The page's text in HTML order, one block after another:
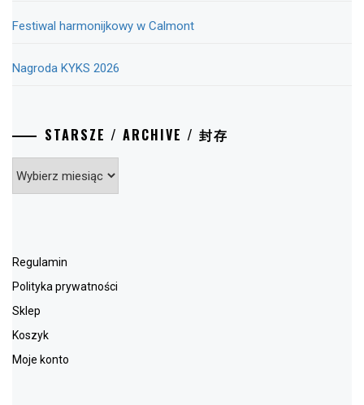
Festiwal harmonijkowy w Calmont
Nagroda KYKS 2026
STARSZE / ARCHIVE / 封存
Archive
Regulamin
Polityka prywatności
Sklep
Koszyk
Moje konto